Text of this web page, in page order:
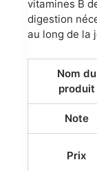
vitamines B
digestion
au long de la
Nom du
produit
Note
Prix